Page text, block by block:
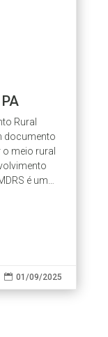
Rural
documento
meio rural
é um
 01/09/2025